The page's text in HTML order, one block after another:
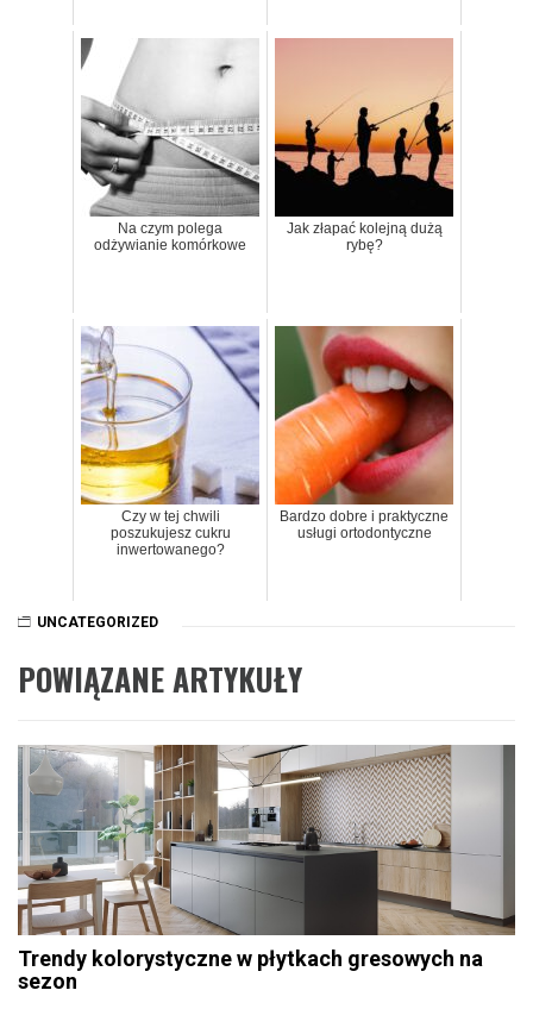
Na czym polega
odżywianie komórkowe
Jak złapać kolejną dużą
rybę?
Czy w tej chwili
poszukujesz cukru
inwertowanego?
Bardzo dobre i praktyczne
usługi ortodontyczne
UNCATEGORIZED
POWIĄZANE ARTYKUŁY
Trendy kolorystyczne w płytkach gresowych na
sezon